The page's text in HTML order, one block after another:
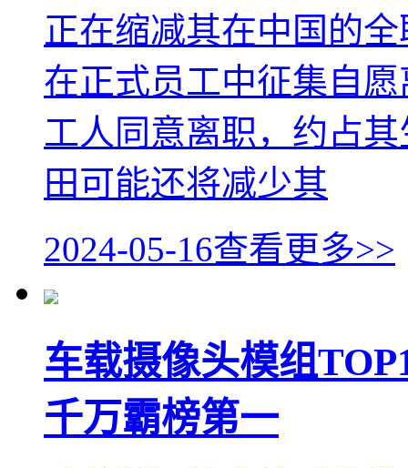
正在缩减其在中国的
在正式员工中征集自
工人同意离职，约占
田可能还将减少其
2024-05-16查看更多>>
车载摄像头模组
千万霸榜第一